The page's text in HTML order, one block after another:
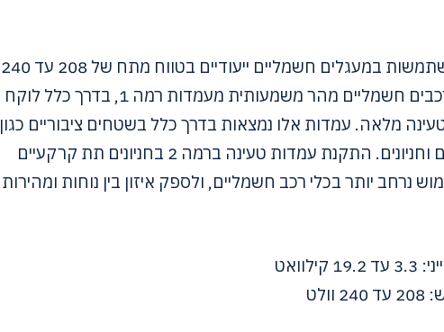
עמדות טעינה ברמה 2 משתמשות במעגלים חשמליים ייעודיים בטווח מתח של 208 עד 240
וולט. הם יכולים להטעין רכבים חשמליים מהר משמעותית מעמדות רמה 1, בדרך כלל לוקח
טעינה מלאה. עמדות אלו נמצאות בדרך כלל בשטחים ציבוריים כגון
מרכזי קניות, בנייני משרדים וחניונים. התקנת עמדות טעינה ברמה 2 בחניונים תת קרקעיים
נרחב יותר בכלי רכב חשמליים, ולספק איזון בין נוחות ומהירות